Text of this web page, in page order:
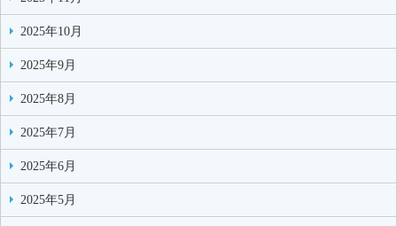
2025年10月
2025年9月
2025年8月
2025年7月
2025年6月
2025年5月